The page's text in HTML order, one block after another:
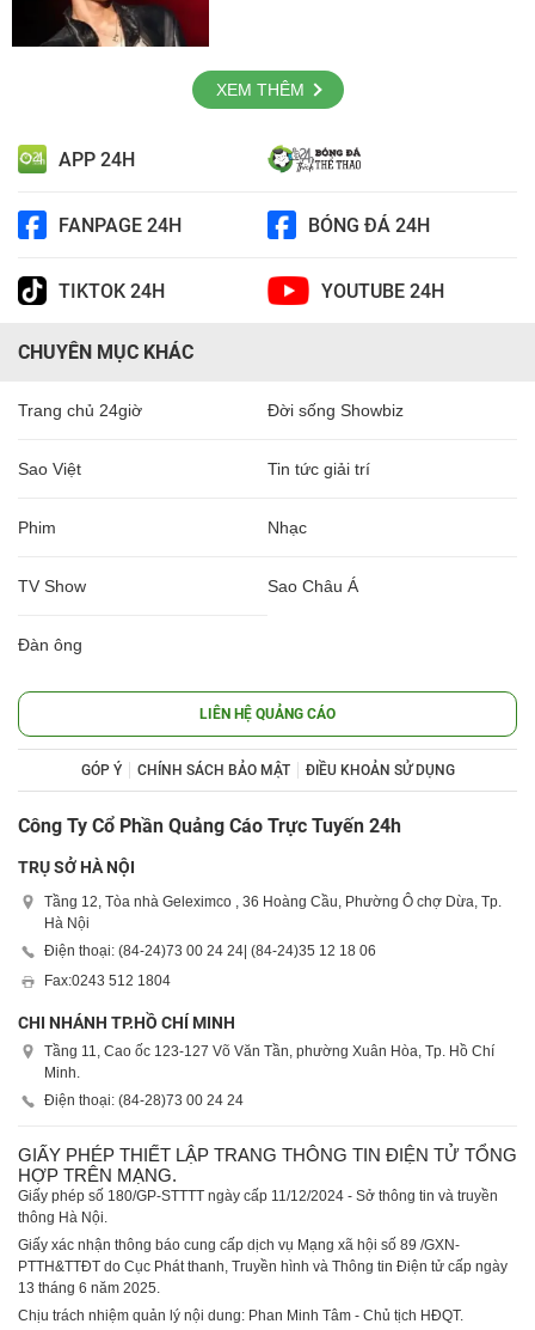
XEM THÊM
APP 24H
FANPAGE 24H BÓNG ĐÁ 24H
TIKTOK 24H YOUTUBE 24H
CHUYÊN MỤC KHÁC
Trang chủ 24giờ Đời sống Showbiz
Sao Việt Tin tức giải trí
Phim Nhạc
TV Show Sao Châu Á
Đàn ông
LIÊN HỆ QUẢNG CÁO
GÓP Ý CHÍNH SÁCH BẢO MẬT ĐIỀU KHOẢN SỬ DỤNG
Công Ty Cổ Phần Quảng Cáo Trực Tuyến 24h
TRỤ SỞ HÀ NỘI
Tầng 12, Tòa nhà Geleximco , 36 Hoàng Cầu, Phường Ô chợ Dừa, Tp.
Hà Nội
Điện thoại: (84-24)73 00 24 24 | (84-24)35 12 18 06
Fax:0243 512 1804
CHI NHÁNH TP.HỒ CHÍ MINH
Tầng 11, Cao ốc 123-127 Võ Văn Tần, phường Xuân Hòa, Tp. Hồ Chí
Minh.
Điện thoại: (84-28)73 00 24 24
GIẤY PHÉP THIẾT LẬP TRANG THÔNG TIN ĐIỆN TỬ TỔNG
HỢP TRÊN MẠNG.
Giấy phép số 180/GP-STTTT ngày cấp 11/12/2024 - Sở thông tin và truyền
thông Hà Nội.
Giấy xác nhận thông báo cung cấp dịch vụ Mạng xã hội số 89 /GXN-
PTTH&TTĐT do Cục Phát thanh, Truyền hình và Thông tin Điện tử cấp ngày
13 tháng 6 năm 2025.
Chịu trách nhiệm quản lý nội dung: Phan Minh Tâm - Chủ tịch HĐQT.